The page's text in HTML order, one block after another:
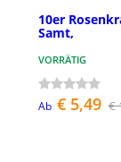
10er
Samt,
VORRÄTIG
Ab € 5,49 €